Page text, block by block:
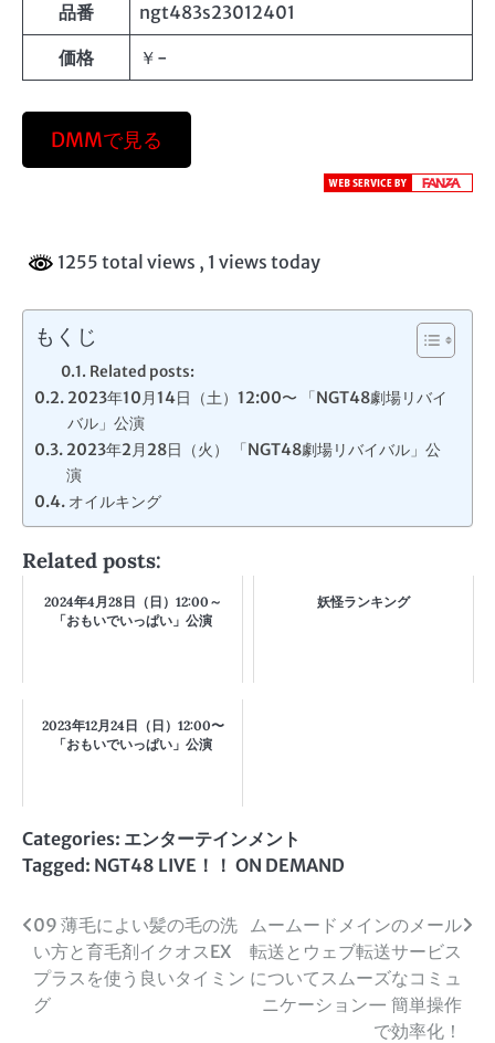
品番 ngt483s23012401
価格 ￥-
DMMで見る
1255 total views , 1 views today
もくじ
Related posts:
2023年10月14日（土）12:00〜 「NGT48劇場リバイ
バル」公演
2023年2月28日（火） 「NGT48劇場リバイバル」公
演
オイルキング
Related posts:
2024年4月28日（日）12:00～
「おもいでいっぱい」公演
妖怪ランキング
2023年12月24日（日）12:00〜
「おもいでいっぱい」公演
Categories: エンターテインメント
Tagged: NGT48 LIVE！！ ON DEMAND
投
稿
ナ
09 薄毛によい髪の毛の洗
い方と育毛剤イクオスEX
プラスを使う良いタイミン
グ
ムームードメインのメール
転送とウェブ転送サービス
についてスムーズなコミュ
ニケーション— 簡単操作
で効率化！